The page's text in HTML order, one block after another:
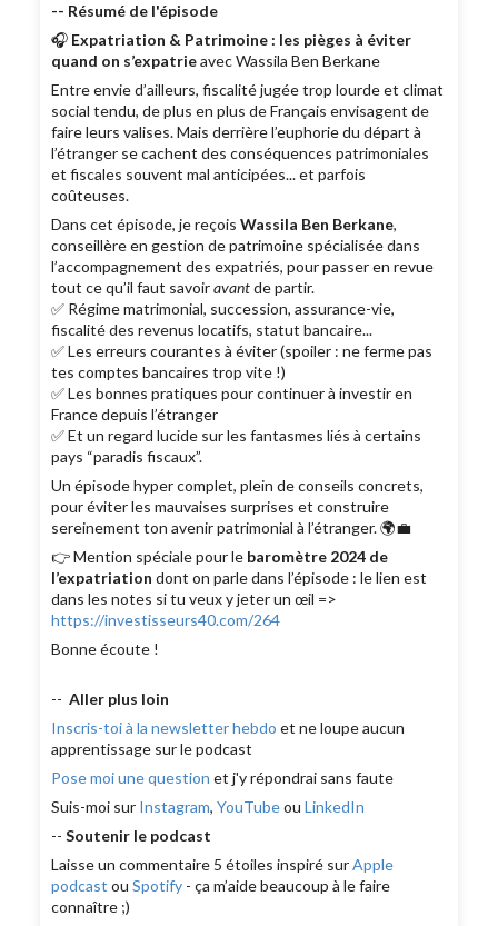
-- Résumé de l'épisode
🎧 Expatriation & Patrimoine : les pièges à éviter
quand on s’expatrieavec Wassila Ben Berkane
Entre envie d’ailleurs, fiscalité jugée trop lourde et climat
social tendu, de plus en plus de Français envisagent de
faire leurs valises. Mais derrière l’euphorie du départ à
l’étranger se cachent des conséquences patrimoniales
et fiscales souvent mal anticipées... et parfois
coûteuses.
Dans cet épisode, je reçoisWassila Ben Berkane,
conseillère en gestion de patrimoine spécialisée dans
l’accompagnement des expatriés, pour passer en revue
tout ce qu’il faut savoiravantde partir.
✅ Régime matrimonial, succession, assurance-vie,
fiscalité des revenus locatifs, statut bancaire...
✅ Les erreurs courantes à éviter (spoiler : ne ferme pas
tes comptes bancaires trop vite !)
✅ Les bonnes pratiques pour continuer à investir en
France depuis l’étranger
✅ Et un regard lucide sur les fantasmes liés à certains
pays “paradis fiscaux”.
Un épisode hyper complet, plein de conseils concrets,
pour éviter les mauvaises surprises et construire
sereinement ton avenir patrimonial à l’étranger. 🌍💼
👉 Mention spéciale pour le baromètre 2024 de
l’expatriation dont on parle dans l’épisode : le lien est
dans les notes si tu veux y jeter un œil =>
https://investisseurs40.com/264
Bonne écoute !
-- Aller plus loin
Inscris-toi à la newsletter hebdo et ne loupe aucun
apprentissage sur le podcast
Pose moi une question et j'y répondrai sans faute
Suis-moi sur Instagram,YouTubeouLinkedIn
--Soutenir le podcast
Laisse un commentaire 5 étoiles inspiré surApple
podcast ouSpotify - ça m’aide beaucoup à le faire
connaître ;)